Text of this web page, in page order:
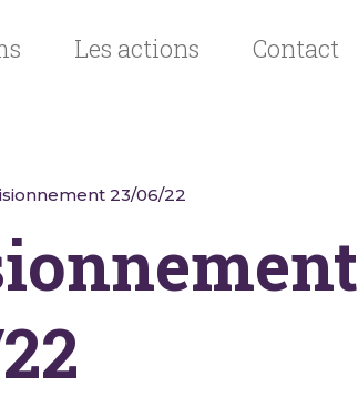
Les actions Contact
23/06/22